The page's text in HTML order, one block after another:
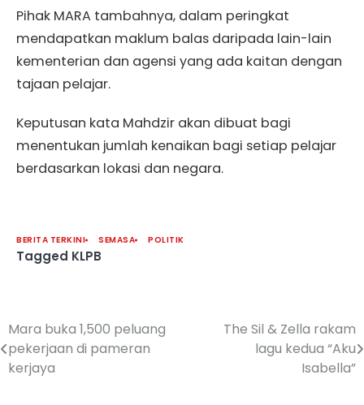
Pihak MARA tambahnya, dalam peringkat
mendapatkan maklum balas daripada lain-lain
kementerian dan agensi yang ada kaitan dengan
tajaan pelajar.
Keputusan kata Mahdzir akan dibuat bagi
menentukan jumlah kenaikan bagi setiap pelajar
berdasarkan lokasi dan negara.
BERITA TERKINI SEMASA POLITIK
Tagged KLPB
Mara buka 1,500 peluang
pekerjaan di pameran
kerjaya
The Sil & Zella rakam
lagu kedua “Aku
Isabella”